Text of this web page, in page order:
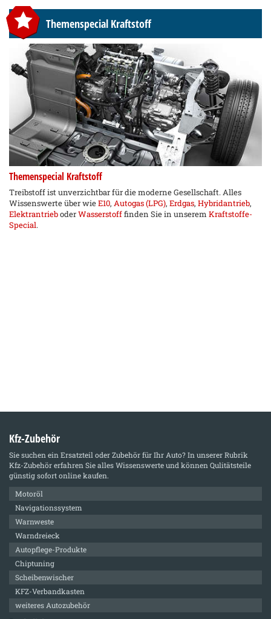
Themenspecial Kraftstoff
Themenspecial Kraftstoff
Treibstoff ist unverzichtbar für die moderne Gesellschaft. Alles
Wissenswerte über wieE10, Autogas (LPG), Erdgas, Hybridantrieb,
ElektrantrieboderWasserstofffinden Sie in unserem Kraftstoffe-
Special.
Kfz-Zubehör
Sie suchen ein Ersatzteil oder Zubehör für Ihr Auto? In unserer Rubrik
Kfz-Zubehörerfahren Sie alles Wissenswerte und können Qulitätsteile
günstig sofort online kaufen.
Motoröl
Navigationssystem
Warnweste
Warndreieck
Autopflege-Produkte
Chiptuning
Scheibenwischer
KFZ-Verbandkasten
weiteres Autozubehör